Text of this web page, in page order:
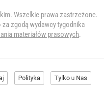
Wszelkie prawa zastrzeżone.
zgodą wydawcy tygodnika
materiałów prasowych.
Polityka Tylko u Nas